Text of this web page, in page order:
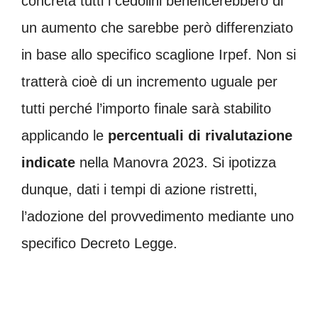
un aumento che sarebbe però differenziato
in base allo specifico scaglione Irpef. Non si
tratterà cioè di un incremento uguale per
tutti perché l’importo finale sarà stabilito
applicando le percentuali di rivalutazione
indicate nella Manovra 2023. Si ipotizza
dunque, dati i tempi di azione ristretti,
l’adozione del provvedimento mediante uno
specifico Decreto Legge.